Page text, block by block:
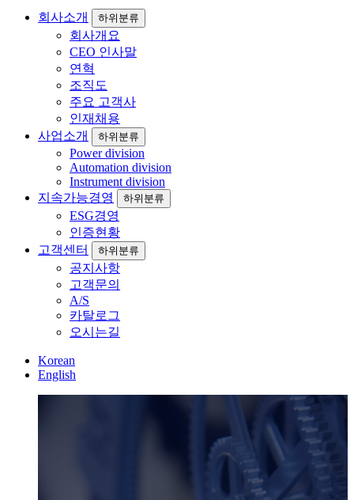
회사소개 하위분류
회사개요
CEO 인사말
연혁
조직도
주요 고객사
인재채용
사업소개
하위분류
Power division
Automation division
Instrument division
지속가능경영
하위분류
ESG경영
인증현황
고객센터
하위분류
공지사항
고객문의
A/S
카탈로그
오시는길
Korean
English